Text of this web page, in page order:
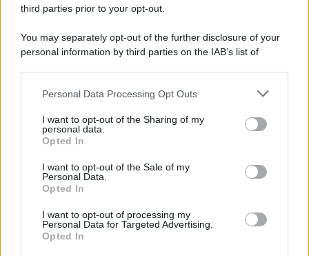
third parties prior to your opt-out.
You may separately opt-out of the further disclosure of your
personal information by third parties on the IAB’s list of
This information may also be disclosed by us to third parties
disclose it to other third parties.
Please note that this website/app uses one or more Google
services and may gather and store information including but
not limited to your visit or usage behaviour. You may click to
grant or deny consent to Google and its third-party tags to
consent section.
Personal Data Processing Opt Outs
I want to opt-out of the Sharing of my
personal data.
Opted In
I want to opt-out of the Sale of my
Personal Data.
Opted In
I want to opt-out of processing my
Personal Data for Targeted Advertising.
Opted In